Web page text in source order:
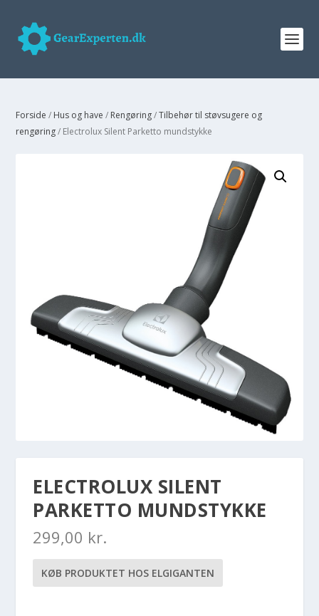
Forside / Hus og have / Rengøring/Tilbehør til støvsugere og
rengøring/ Electrolux Silent Parketto mundstykke
ELECTROLUX SILENT
PARKETTO MUNDSTYKKE
299,00 kr.
KØB PRODUKTET HOS ELGIGANTEN